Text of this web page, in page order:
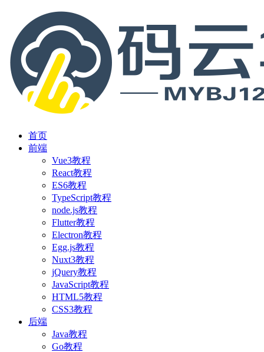
首页
前端
Vue3教程
React教程
ES6教程
TypeScript教程
node.js教程
Flutter教程
Electron教程
Egg.js教程
Nuxt3教程
jQuery教程
JavaScript教程
HTML5教程
CSS3教程
后端
Java教程
Go教程